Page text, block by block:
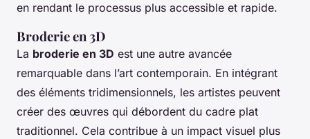
en rendant le processus plus accessible et rapide.
Broderie en 3D
La broderie en 3D est une autre avancée
remarquable dans l’art contemporain. En intégrant
des éléments tridimensionnels, les artistes peuvent
créer des œuvres qui débordent du cadre plat
traditionnel. Cela contribue à un impact visuel plus